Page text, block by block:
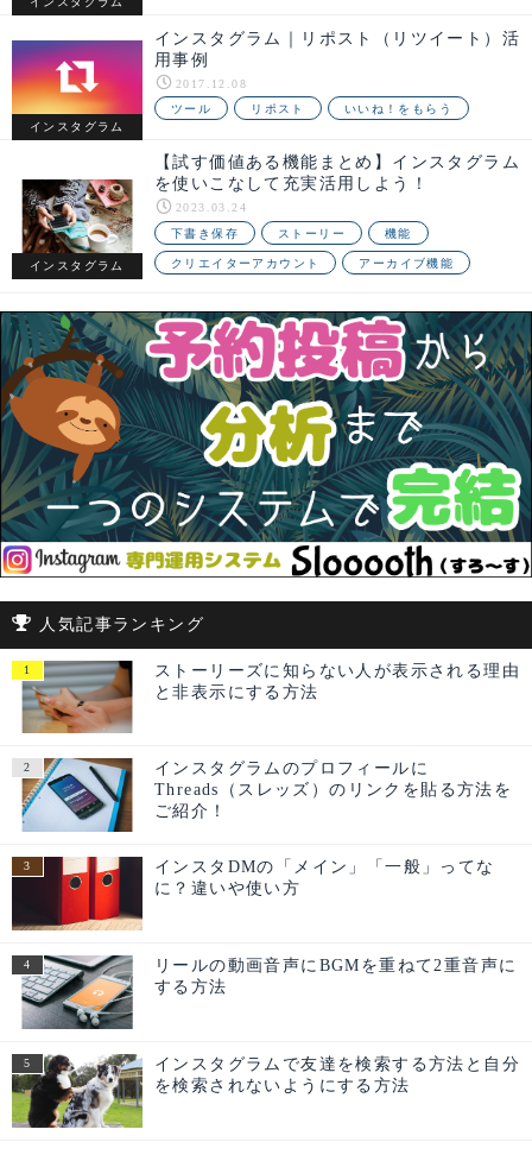
インスタグラム
インスタグラム｜リポスト（リツイート）活
用事例
2017.12.08
ツール
リポスト いいね！をもらう
インスタグラム
【試す価値ある機能まとめ】インスタグラム
を使いこなして充実活用しよう！
2023.03.24
下書き保存
ストーリー 機能
クリエイターアカウント アーカイブ機能
人気記事ランキング
ストーリーズに知らない人が表示される理由
と非表示にする方法
インスタグラムのプロフィールに
Threads（スレッズ）のリンクを貼る方法を
ご紹介！
インスタDMの「メイン」「一般」ってな
に？違いや使い方
リールの動画音声にBGMを重ねて2重音声に
する方法
インスタグラムで友達を検索する方法と自分
を検索されないようにする方法